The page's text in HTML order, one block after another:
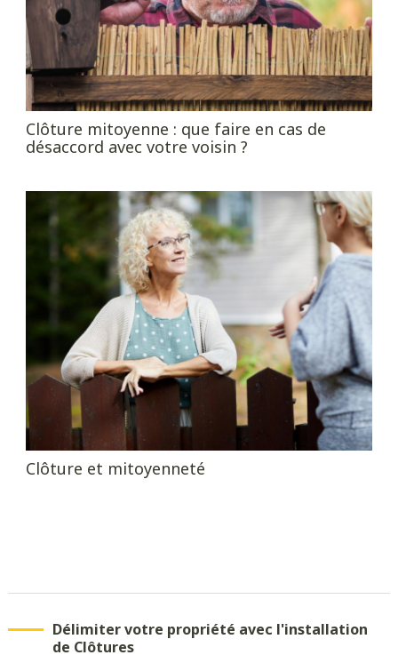
Clôture mitoyenne : que faire en cas de
désaccord avec votre voisin ?
Clôture et mitoyenneté
Délimiter votre propriété avec l'installation
de Clôtures